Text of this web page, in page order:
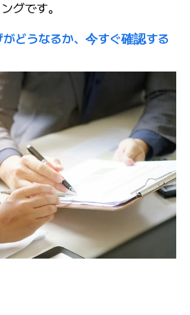
グです。
どうなるか、今すぐ確認する